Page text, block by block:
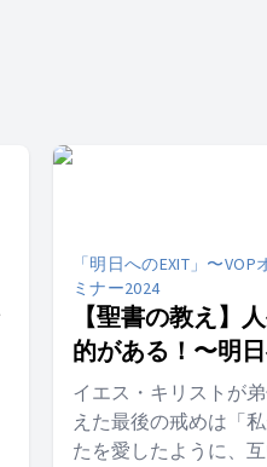
「明日へのEXIT」〜
ミナー2024
【聖書の教え】
的がある！〜明
EXIT⑤〜【愛の
い】
イエス・キリストが
えた最後の戒めは「
たを愛したように、